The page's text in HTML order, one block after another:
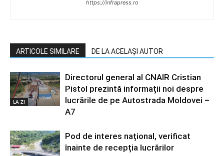
https://infrapress.ro
ARTICOLE SIMILARE DE LA ACELAȘI AUTOR
LA ZI
Directorul general al CNAIR Cristian
Pistol prezintă informații noi despre
lucrările de pe Autostrada Moldovei –
A7
Pod de interes național, verificat
înainte de recepția lucrărilor